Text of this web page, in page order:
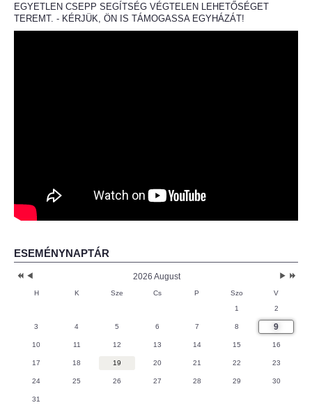
EGYETLEN CSEPP SEGÍTSÉG VÉGTELEN LEHETŐSÉGET
TEREMT. - KÉRJÜK, ÖN IS TÁMOGASSA EGYHÁZÁT!
ESEMÉNYNAPTÁR
2026 August
H K Sze Cs P Szo
V
1
2
3 4 5 6 7 8 9
10 11 12 13 14 15 16
17 18 19 20 21 22 23
24 25 26 27 28 29 30
31